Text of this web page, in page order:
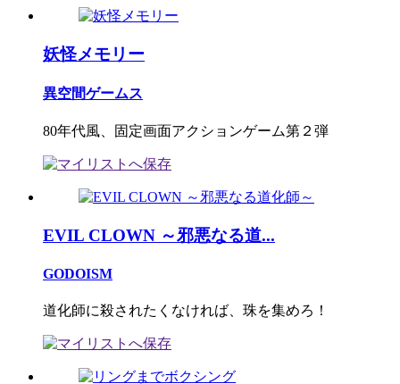
妖怪メモリー
異空間ゲームス
80年代風、固定画面アクションゲーム第２弾
EVIL CLOWN ～邪悪なる道...
GODOISM
道化師に殺されたくなければ、珠を集めろ！